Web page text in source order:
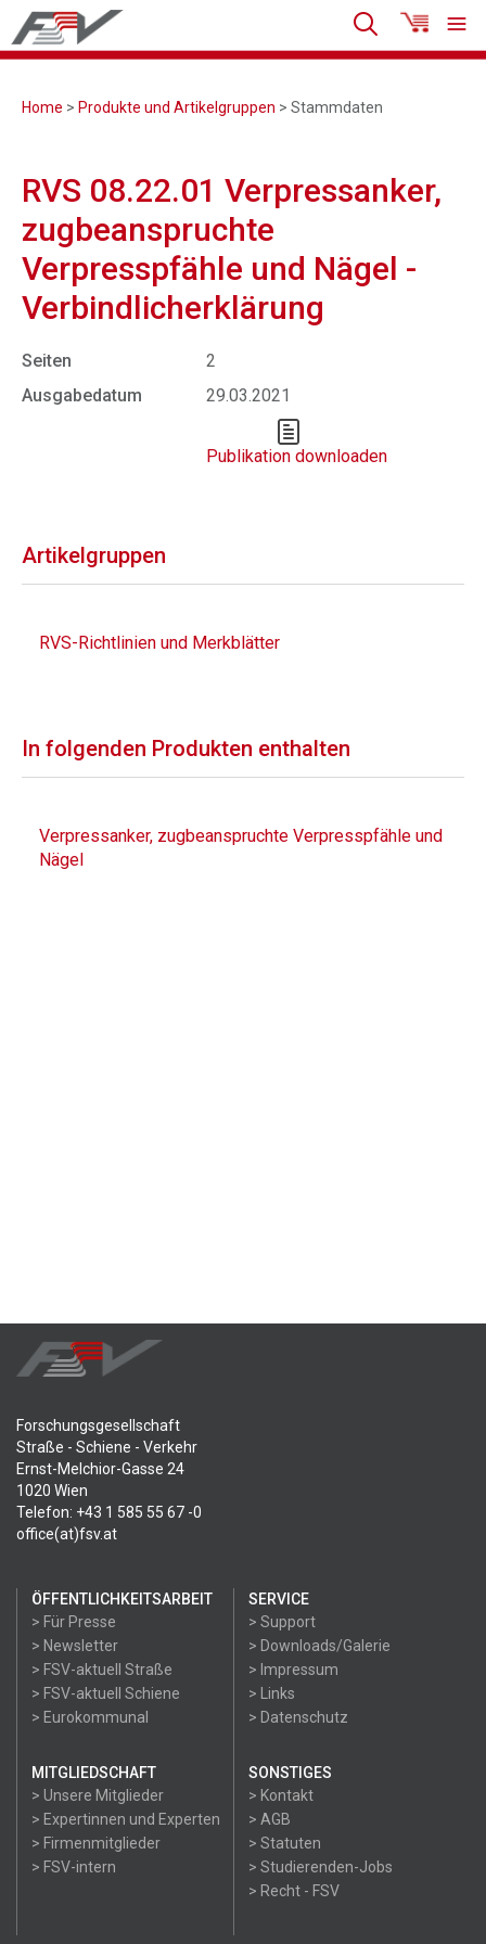
Home > Produkte und Artikelgruppen > Stammdaten
RVS 08.22.01 Verpressanker,
zugbeanspruchte
Verpresspfähle und Nägel -
Verbindlicherklärung
Seiten
2
Ausgabedatum
29.03.2021
Publikation downloaden
Artikelgruppen
RVS-Richtlinien und Merkblätter
In folgenden Produkten enthalten
Verpressanker, zugbeanspruchte Verpresspfähle und
Nägel
Forschungsgesellschaft
Straße - Schiene - Verkehr
Ernst-Melchior-Gasse 24
1020 Wien
Telefon: +43 1 585 55 67 -0
office(at)fsv.at
ÖFFENTLICHKEITSARBEIT
> Für Presse
> Newsletter
> FSV-aktuell Straße
> FSV-aktuell Schiene
> Eurokommunal
SERVICE
> Support
> Downloads/Galerie
> Impressum
> Links
> Datenschutz
MITGLIEDSCHAFT
> Unsere Mitglieder
> Expertinnen und Experten
> Firmenmitglieder
> FSV-intern
SONSTIGES
> Kontakt
> AGB
> Statuten
> Studierenden-Jobs
> Recht - FSV